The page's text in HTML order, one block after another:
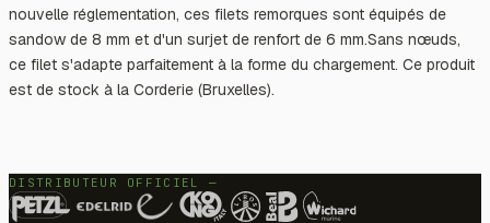
nouvelle réglementation, ces filets remorques sont équipés de
sandow de 8 mm et d'un surjet de renfort de 6 mm.Sans nœuds,
ce filet s'adapte parfaitement à la forme du chargement. Ce produit
est de stock à la Corderie (Bruxelles).
DISTRIBUTEUR OFFICIEL —